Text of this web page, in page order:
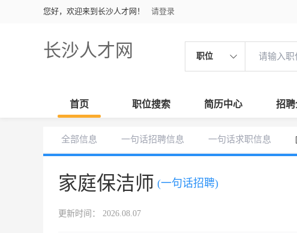
您好，欢迎来到长沙人才网！ 请登录
长沙人才网 职位
首页 职位搜索 简历中心 招
全部信息 一句话招聘信息 一句话求职信息 [
家庭保洁师 (一句话招聘)
更新时间： 2026.08.07